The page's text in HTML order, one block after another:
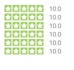
10.0
10.0
10.0
10.0
10.0
10.0